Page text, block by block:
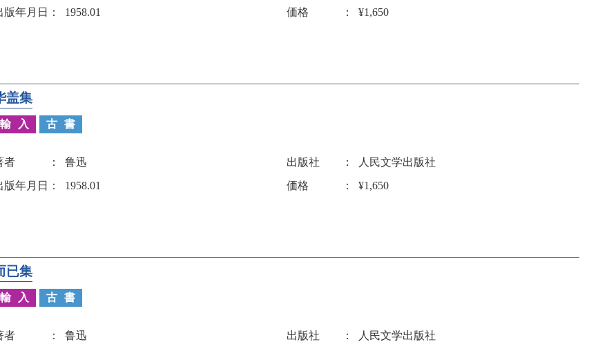
版年月日
1958.01 価格 ¥1,650
盖集
輸入 古書
者 鲁迅 出版社
人民文学出版社
版年月日
1958.01 価格 ¥1,650
已集
輸入 古書
者 鲁迅 出版社 人民文学出版社